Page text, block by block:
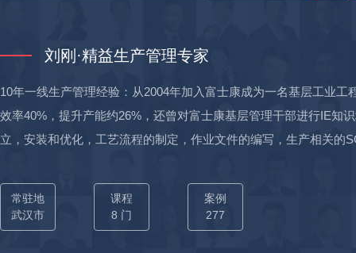
刘刚·精益生产管理专家
10年一线生产管理经验：从2004年加入富士康成为一名基层工业
效率40%，提升产能约26%，还曾对富士康基层管理干部进行IE知
立，安装和优化，工艺流程的制定，作业文件的编写，生产相关
烟、东方电气、华润集团、东风集团、中船重工、中国航发、海尔
项目咨询服务，为企业优化了大量的生产流程，生产效率提升明
评。期间授课场次超过600场，授课人数超过20000人次，课程好评
常驻地
武汉市
课程
8 门
案例
277